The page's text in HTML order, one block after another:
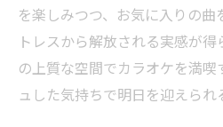
を楽しみつつ、お気に入りの曲
トレスから解放される実感が
の上質な空間でカラオケを満
ュした気持ちで明日を迎えられ